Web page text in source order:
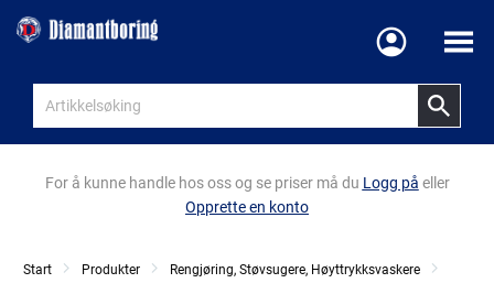
Meny
For å kunne handle hos oss og se priser må du Logg på eller
Opprette en konto
Start Produkter
Rengjøring, Støvsugere, Høyttrykksvaskere